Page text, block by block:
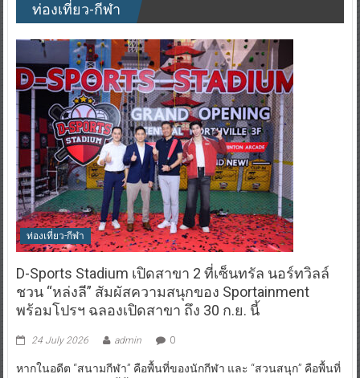
ท่องเที่ยว-กีฬา
ท่องเที่ยว-กีฬา
D-Sports Stadium เปิดสาขา 2 ที่เซ็นทรัล นอร์ทวิลล์
ชวน “หล่งลี” สัมผัสความสนุกของ Sportainment
พร้อมโปรฯ ฉลองเปิดสาขา ถึง 30 ก.ย. นี้
24 July 2026 admin 0
หากในอดีต “สนามกีฬา” คือพื้นที่ของนักกีฬา และ “สวนสนุก” คือพื้นที่